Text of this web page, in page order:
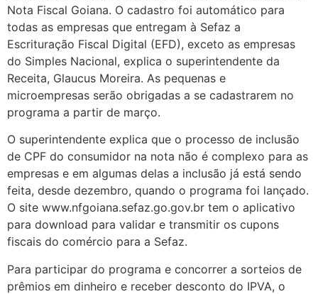
Nota Fiscal Goiana. O cadastro foi automático para
todas as empresas que entregam à Sefaz a
Escrituração Fiscal Digital (EFD), exceto as empresas
do Simples Nacional, explica o superintendente da
Receita, Glaucus Moreira. As pequenas e
microempresas serão obrigadas a se cadastrarem no
programa a partir de março.
O superintendente explica que o processo de inclusão
de CPF do consumidor na nota não é complexo para as
empresas e em algumas delas a inclusão já está sendo
feita, desde dezembro, quando o programa foi lançado.
O site www.nfgoiana.sefaz.go.gov.br tem o aplicativo
para download para validar e transmitir os cupons
fiscais do comércio para a Sefaz.
Para participar do programa e concorrer a sorteios de
prêmios em dinheiro e receber desconto do IPVA, o